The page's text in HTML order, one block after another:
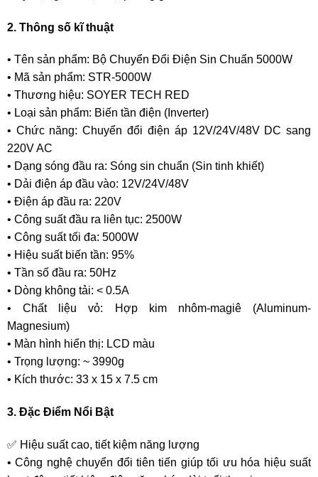
2. Thông số kĩ thuật
• Tên sản phẩm: Bộ Chuyển Đổi Điện Sin Chuẩn 5000W
• Mã sản phẩm: STR-5000W
• Thương hiệu: SOYER TECH RED
• Loại sản phẩm: Biến tần điện (Inverter)
• Chức năng: Chuyển đổi điện áp 12V/24V/48V DC sang
220V AC
• Dạng sóng đầu ra: Sóng sin chuẩn (Sin tinh khiết)
• Dải điện áp đầu vào: 12V/24V/48V
• Điện áp đầu ra: 220V
• Công suất đầu ra liên tục: 2500W
• Công suất tối đa: 5000W
• Hiệu suất biến tần: 95%
• Tần số đầu ra: 50Hz
• Dòng không tải: < 0.5A
• Chất liệu vỏ: Hợp kim nhôm-magiê (Aluminum-
Magnesium)
• Màn hình hiển thị: LCD màu
• Trọng lượng: ~ 3990g
• Kích thước: 33 x 15 x 7.5 cm
3. Đặc Điểm Nổi Bật
✅ Hiệu suất cao, tiết kiệm năng lượng
• Công nghệ chuyển đổi tiên tiến giúp tối ưu hóa hiệu suất